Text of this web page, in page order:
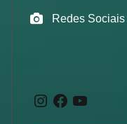
Redes Sociais
Instagram